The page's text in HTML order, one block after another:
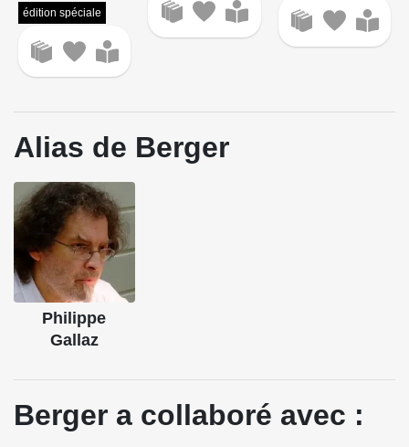
édition spéciale
Alias de Berger
Philippe
Gallaz
Berger a collaboré avec :